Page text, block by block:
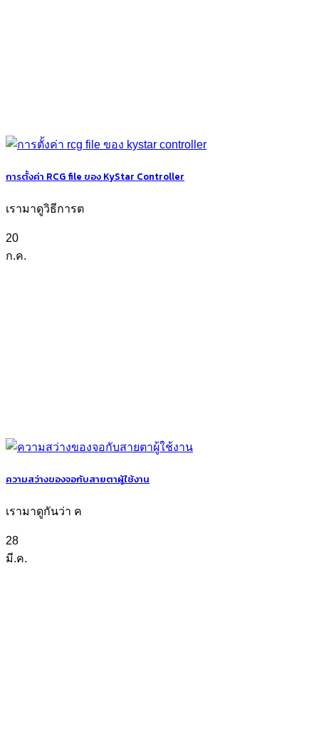
การตั้งค่า RCG file ของ KyStar Controller
เรามาดูวิธีการต
20
ก.ค.
ความสว่างของจอกับสายตาผู้ใช้งาน
เรามาดูกันว่า ค
28
มี.ค.